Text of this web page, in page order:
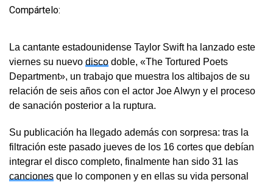
Compártelo:
La cantante estadounidense Taylor Swift ha lanzado este
viernes su nuevo disco doble, «The Tortured Poets
Department», un trabajo que muestra los altibajos de su
relación de seis años con el actor Joe Alwyn y el proceso
de sanación posterior a la ruptura.
Su publicación ha llegado además con sorpresa: tras la
filtración este pasado jueves de los 16 cortes que debían
integrar el disco completo, finalmente han sido 31 las
canciones que lo componen y en ellas su vida personal